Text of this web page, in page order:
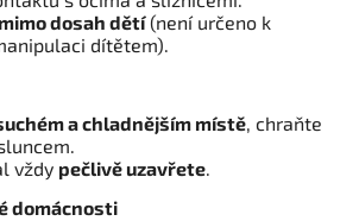
dosah dětí(není určeno k
dítětem).
a chladnějším místě, chraňte
vždy pečlivě uzavřete.
domácnosti